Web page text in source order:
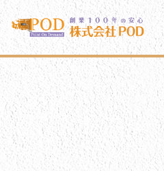
メインコンテンツにスキップ
株式会社ペイント・オン・デ
千葉の外壁塗装・屋根塗装
株式会社ペイント・オン・デ
モバイルメニュー
PODのまちづくり
ご相談と流れ
PODについて